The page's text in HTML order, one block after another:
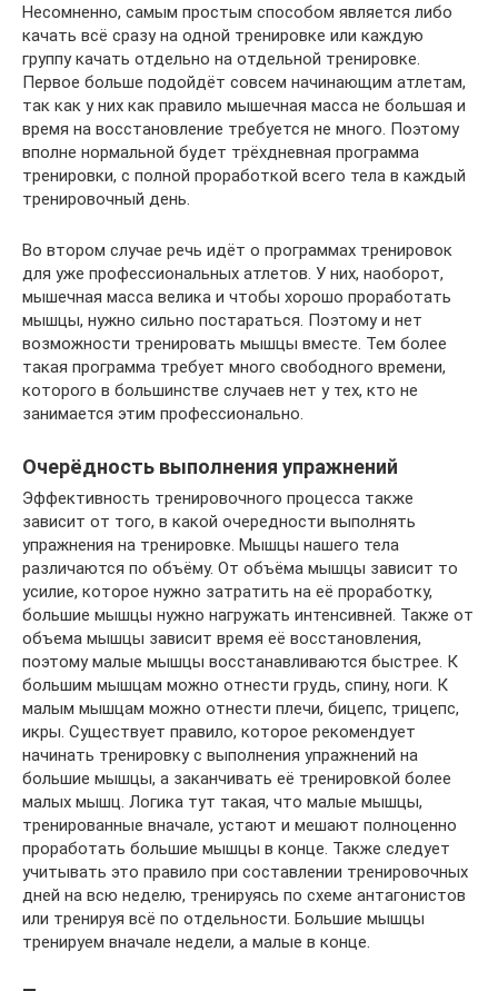
Несомненно, самым простым способом является либо
качать всё сразу на одной тренировке или каждую
группу качать отдельно на отдельной тренировке.
Первое больше подойдёт совсем начинающим атлетам,
так как у них как правило мышечная масса не большая и
время на восстановление требуется не много. Поэтому
вполне нормальной будет трёхдневная программа
тренировки, с полной проработкой всего тела в каждый
тренировочный день.
Во втором случае речь идёт о программах тренировок
для уже профессиональных атлетов. У них, наоборот,
мышечная масса велика и чтобы хорошо проработать
мышцы, нужно сильно постараться. Поэтому и нет
возможности тренировать мышцы вместе. Тем более
такая программа требует много свободного времени,
которого в большинстве случаев нет у тех, кто не
занимается этим профессионально.
Очерёдность выполнения упражнений
Эффективность тренировочного процесса также
зависит от того, в какой очередности выполнять
упражнения на тренировке. Мышцы нашего тела
различаются по объёму. От объёма мышцы зависит то
усилие, которое нужно затратить на её проработку,
большие мышцы нужно нагружать интенсивней. Также от
объема мышцы зависит время её восстановления,
поэтому малые мышцы восстанавливаются быстрее. К
большим мышцам можно отнести грудь, спину, ноги. К
малым мышцам можно отнести плечи, бицепс, трицепс,
икры. Существует правило, которое рекомендует
начинать тренировку с выполнения упражнений на
большие мышцы, а заканчивать её тренировкой более
малых мышц. Логика тут такая, что малые мышцы,
тренированные вначале, устают и мешают полноценно
проработать большие мышцы в конце. Также следует
учитывать это правило при составлении тренировочных
дней на всю неделю, тренируясь по схеме антагонистов
или тренируя всё по отдельности. Большие мышцы
тренируем вначале недели, а малые в конце.